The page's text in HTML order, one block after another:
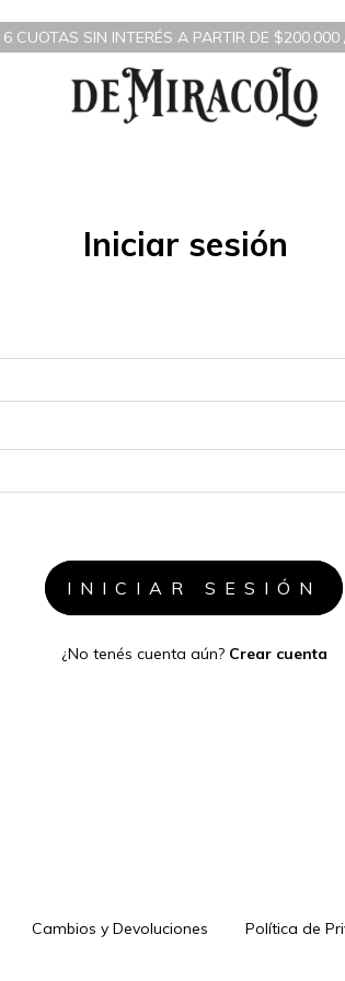
6 CUOTAS SIN INTERÉS A PARTIR DE
Iniciar sesión
¿No tenés cuenta aún? Crear cuenta
Cambios y Devoluciones Política de